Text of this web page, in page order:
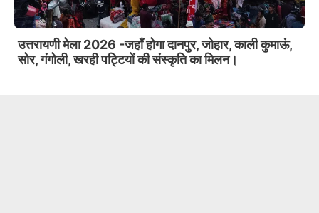
UKSSSC पेपर लीक : होंगी जन संवाद बैठकें, SIT से प्रत्यक्ष
संवाद कर पाएंगे।